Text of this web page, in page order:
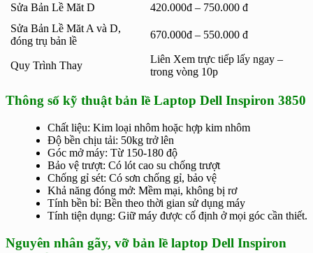
Sửa Bản Lề Măt D
420.000đ – 750.000 đ
Sửa Bản Lề Măt A và D,
đóng trụ bản lề
670.000đ – 550.000 đ
Quy Trình Thay
Liên Xem trực tiếp lấy ngay –
trong vòng 10p
Thông số kỹ thuật bản lề Laptop Dell Inspiron 3850
Chất liệu: Kim loại nhôm hoặc hợp kim nhôm
Độ bền chịu tải: 50kg trở lên
Góc mở máy: Từ 150-180 độ
Bảo vệ trượt: Có lót cao su chống trượt
Chống gỉ sét: Có sơn chống gỉ, bảo vệ
Khả năng đóng mở: Mềm mại, không bị rơ
Tính bền bỉ: Bền theo thời gian sử dụng máy
Tính tiện dụng: Giữ máy được cố định ở mọi góc cần thiết.
Nguyên nhân gãy, vỡ bản lề laptop Dell Inspiron